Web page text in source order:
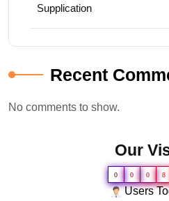
Supplication
Recent
No comments to show.
Our
0 0 0 8
Users